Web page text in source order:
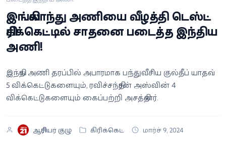
வீடியோ
வணிகம்
வெப்ஸ்டோரி
இங்கிலாந்து அணியை வீழத்தி டெஸ்ட்
கிரிக்கெட்டில் சாதனை படைத்த இந்திய
அணி!
இந்திய அணி தரப்பில் அபாரமாக பந்துவீசிய குல்தீப் யாதவ்
5 விக்கெட்டுகளையும், ரவிச்சந்திரன் அஸ்வின் 4
விக்கெட்டுகளையும் கைப்பற்றி அசத்தினர்.
ஆசிரியர் குழு கிரிக்கெட் மார்ச் 9, 2024